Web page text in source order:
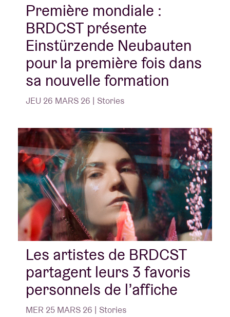
Première mondiale :
BRDCST présente
Einstürzende Neubauten
pour la première fois dans
sa nouvelle formation
JEU 26 MARS 26 | Stories
Les artistes de BRDCST
partagent leurs 3 favoris
personnels de l’affiche
MER 25 MARS 26 | Stories